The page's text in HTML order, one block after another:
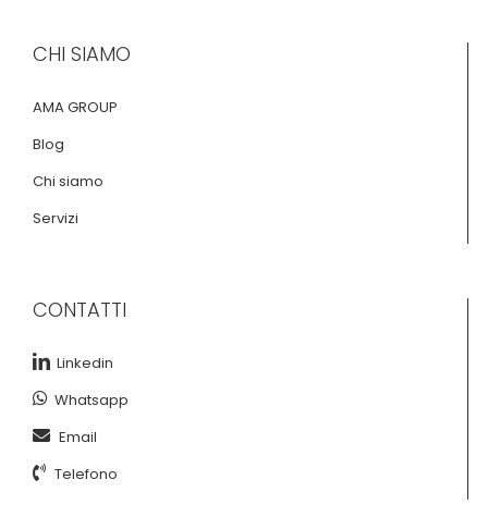
CHI SIAMO
AMA GROUP
Blog
Chi siamo
Servizi
CONTATTI
Linkedin
Whatsapp
Email
Telefono